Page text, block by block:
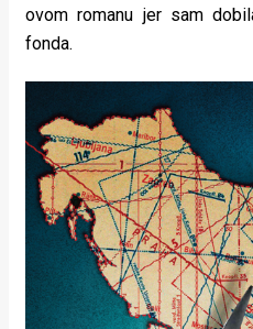
ovom romanu jer sam
fonda.